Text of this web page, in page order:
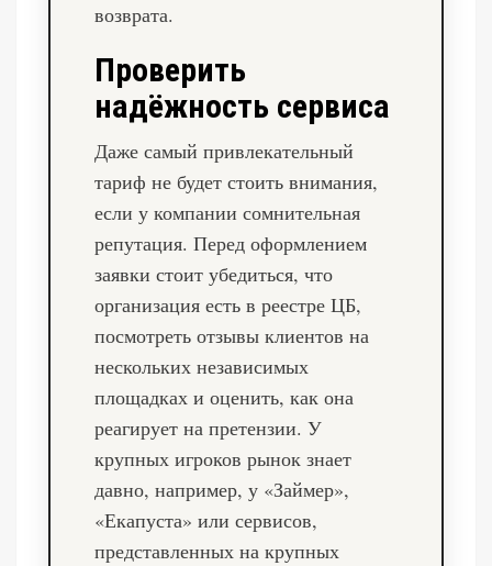
возврата.
Проверить
надёжность сервиса
Даже самый привлекательный
тариф не будет стоить внимания,
если у компании сомнительная
репутация. Перед оформлением
заявки стоит убедиться, что
организация есть в реестре ЦБ,
посмотреть отзывы клиентов на
нескольких независимых
площадках и оценить, как она
реагирует на претензии. У
крупных игроков рынок знает
давно, например, у «Займер»,
«Екапуста» или сервисов,
представленных на крупных